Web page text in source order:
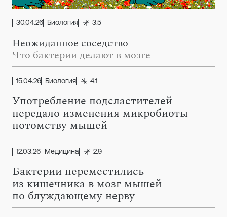
30.04.26 Биология 3.5
Неожиданное соседство
Что бактерии делают в мозге
15.04.26 Биология 4.1
Употребление подсластителей
передало изменения микробиоты
потомству мышей
12.03.26 Медицина 2.9
Бактерии переместились
из кишечника в мозг мышей
по блуждающему нерву